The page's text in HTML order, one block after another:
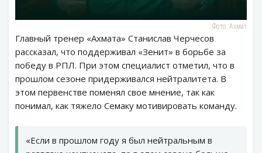
Фото: Ахмат
Главный тренер «Ахмата» Станислав Черчесов
рассказал, что поддерживал «Зенит» в борьбе за
победу в РПЛ. При этом специалист отметил, что в
прошлом сезоне придерживался нейтралитета. В
этом первенстве поменял свое мнение, так как
понимал, как тяжело Семаку мотивировать команду.
«Если в прошлом году я был нейтральным в